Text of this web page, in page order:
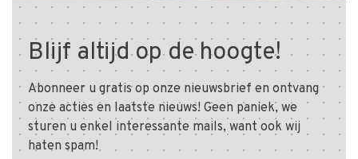
Blijf altijd op de hoogte!
Abonneer u gratis op onze nieuwsbrief en ontvang
onze acties en laatste nieuws! Geen paniek, we
sturen u enkel interessante mails, want ook wij
haten spam!